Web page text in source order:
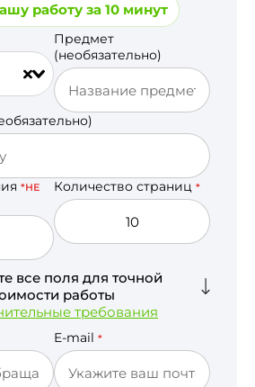
работу за 10 минут
Предмет
(необязательно)
*НЕ
Количество страниц *
все поля для точной
работы
требования
E-mail *